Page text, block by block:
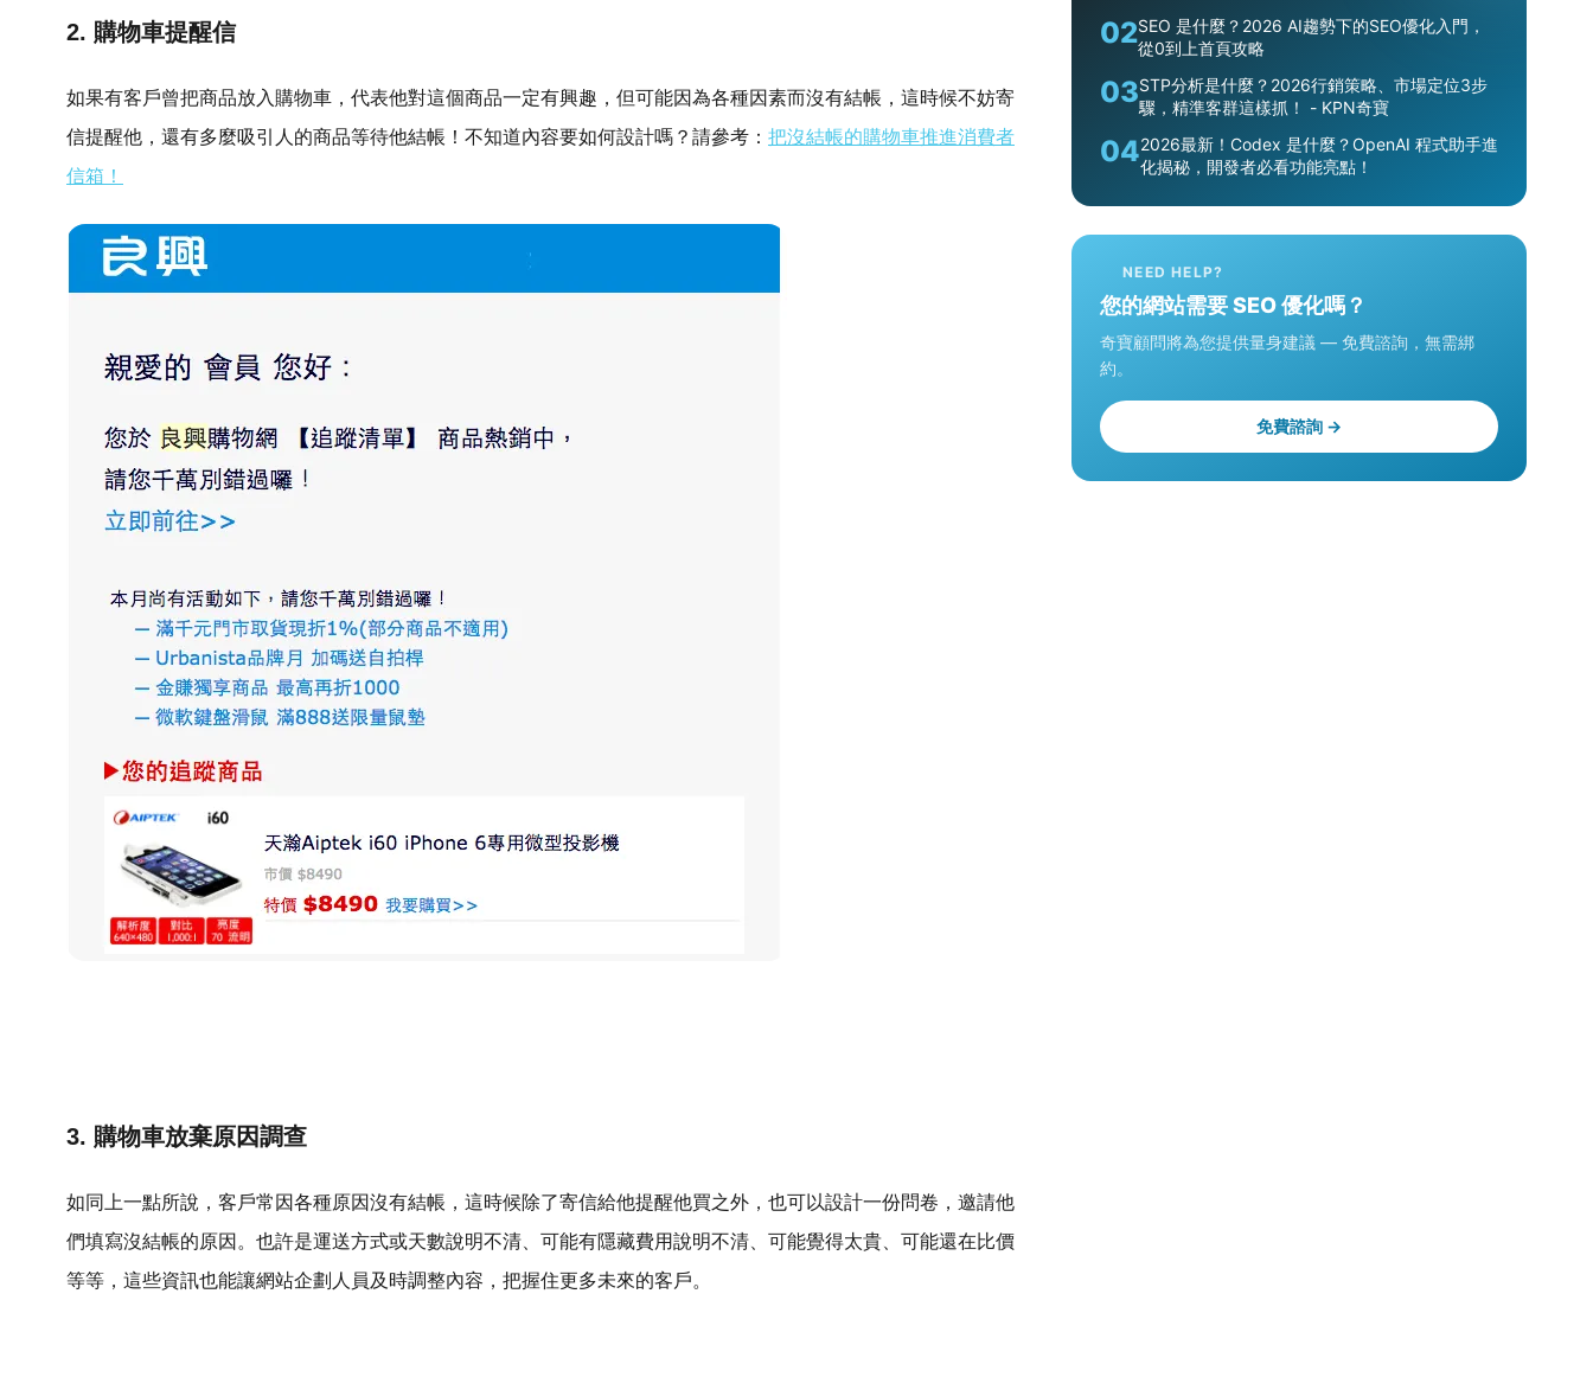
2. 購物車提醒信
如果有客戶曾把商品放入購物車，代表他對這個商品一定有興趣，但可能因為各種因素而沒有結帳，這時候不妨寄
信提醒他，還有多麼吸引人的商品等待他結帳！不知道內容要如何設計嗎？請參考： 把沒結帳的購物車推進消費者
信箱！
3. 購物車放棄原因調查
如同上一點所說，客戶常因各種原因沒有結帳，這時候除了寄信給他提醒他買之外，也可以設計一份問卷，邀請他
們填寫沒結帳的原因。也許是運送方式或天數說明不清、可能有隱藏費用說明不清、可能覺得太貴、可能還在比價
等等，這些資訊也能讓網站企劃人員及時調整內容，把握住更多未來的客戶。
02SEO 是什麼？2026 AI趨勢下的SEO優化入門，
從0到上首頁攻略
03STP分析是什麼？2026行銷策略、市場定位3步
驟，精準客群這樣抓！ - KPN奇寶
042026最新！Codex 是什麼？OpenAI 程式助手進
化揭秘，開發者必看功能亮點！
NEED HELP?
您的網站需要 SEO 優化嗎？
奇寶顧問將為您提供量身建議 — 免費諮詢，無需綁
約。
免費諮詢 →